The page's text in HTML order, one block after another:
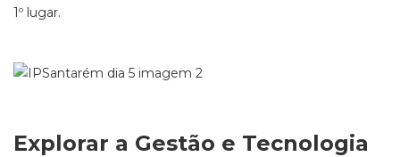
1º lugar.
Explorar a Gestão e Tecnologia